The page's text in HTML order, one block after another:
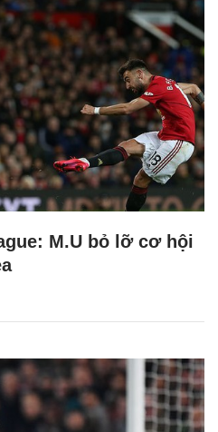
M.U bỏ lỡ cơ hội